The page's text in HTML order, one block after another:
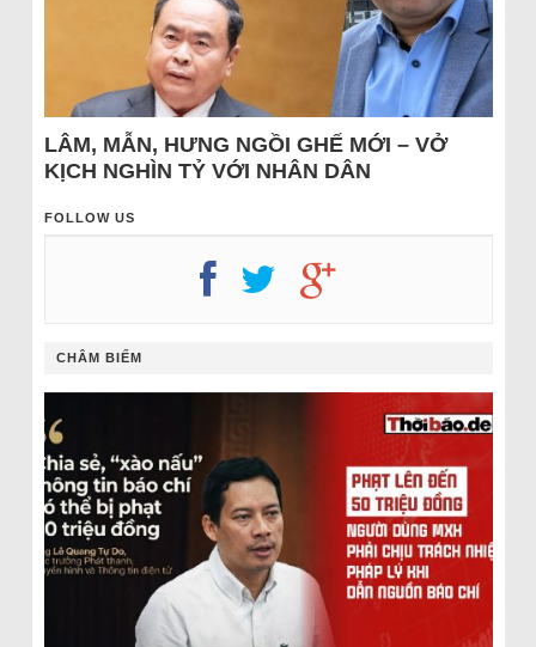
LÂM, MẪN, HƯNG NGỒI GHẾ MỚI – VỞ
KỊCH NGHÌN TỶ VỚI NHÂN DÂN
FOLLOW US
CHÂM BIẾM